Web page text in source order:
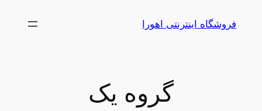
فروشگاه اینترنتی اهورا
گروه یک